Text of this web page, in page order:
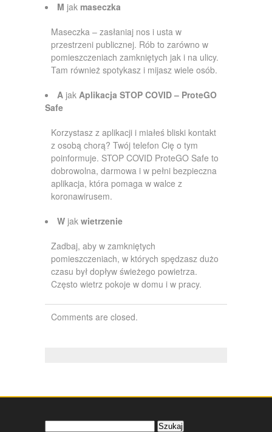
M jak maseczka
Maseczka – zasłaniaj nos i usta w
przestrzeni publicznej. Rób to zarówno w
pomieszczeniach zamkniętych jak i na ulicy.
Tam również spotykasz i mijasz wiele osób.
A jak Aplikacja STOP COVID – ProteGO
Safe
Korzystasz z aplikacji i miałeś bliski kontakt
z osobą chorą? Twój telefon Cię o tym
poinformuje. STOP COVID ProteGO Safe to
dobrowolna, darmowa i w pełni bezpieczna
aplikacja, która pomaga w walce z
koronawirusem.
W jak wietrzenie
Zadbaj, aby w zamkniętych
pomieszczeniach, w których spędzasz dużo
czasu był dopływ świeżego powietrza.
Często wietrz pokoje w domu i w pracy.
Comments are closed.
Szukaj: